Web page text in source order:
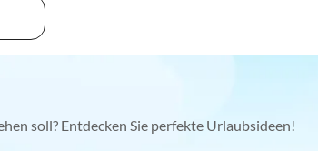
soll? Entdecken Sie perfekte Urlaubsideen!